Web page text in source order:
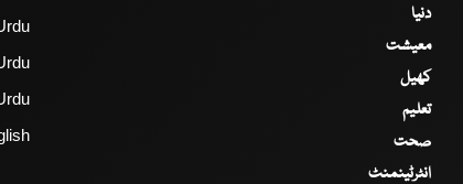
دنیا
معیشت
کھیل
تعلیم
صحت
انٹرٹینمنٹ